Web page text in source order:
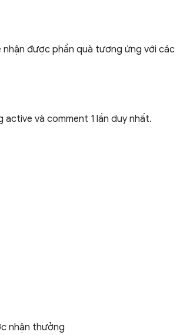
được phần quà tương ứng với các
và comment 1 lần duy nhất.
nhận thưởng